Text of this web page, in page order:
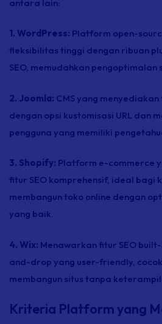
antara lain:
1. WordPress: Platform open-
fleksibilitas tinggi dengan ribuan
SEO, memudahkan pengoptimalan
2. Joomla: CMS yang
dengan opsi kustomisasi URL dan
pengguna yang memiliki
3. Shopify: Platform e-commerce
fitur SEO komprehensif, ideal bagi
membangun toko online dengan
yang baik.
4. Wix: Menawarkan fitur SEO
and-drop yang user-friendly,
membangun situs tanpa
Kriteria Platform yang